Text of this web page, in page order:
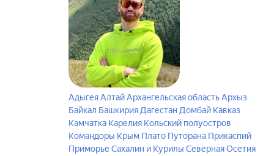
АдыгеяАлтайАрхангельская областьАрхыз
Байкал Башкирия Дагестан Домбай Кавказ
Камчатка Карелия Кольский полуостров
Командоры Крым Плато Путорана Прикаспий
Приморье Сахалин и Курилы Северная Осетия